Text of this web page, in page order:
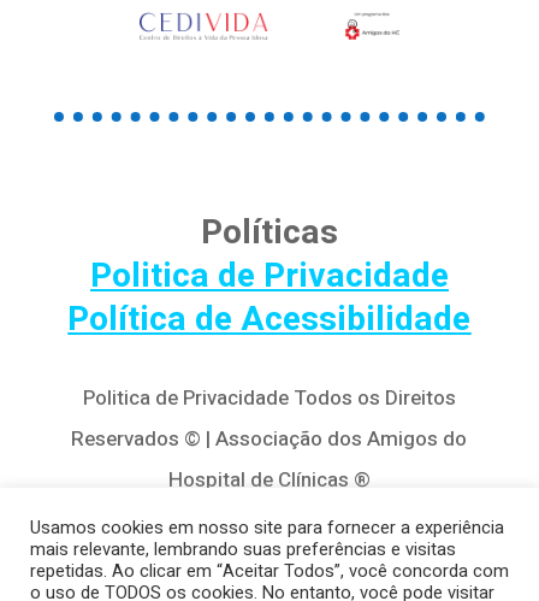
Políticas
Politica de Privacidade
Política de Acessibilidade
Politica de Privacidade Todos os Direitos
Reservados © | Associação dos Amigos do
Hospital de Clínicas ®
Av. Agostinho Leão Jr, 320 – Alto da Glória,
80030-110, Curitiba / PR
Usamos cookies em nosso site para fornecer a experiência
mais relevante, lembrando suas preferências e visitas
repetidas. Ao clicar em “Aceitar Todos”, você concorda com
o uso de TODOS os cookies. No entanto, você pode visitar